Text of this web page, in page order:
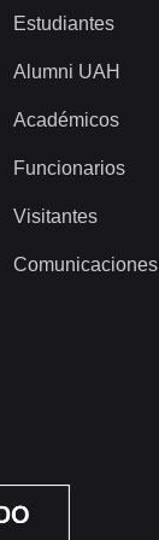
Estudiantes
Alumni UAH
Académicos
Funcionarios
Visitantes
Comunicaciones